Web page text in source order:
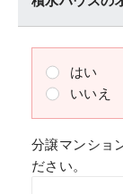
はい
いいえ
分譲マンショ
ださい。